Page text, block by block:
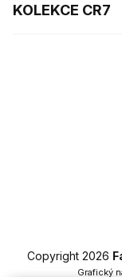
KOLEKCE CR7
Copyright 2026
Grafický